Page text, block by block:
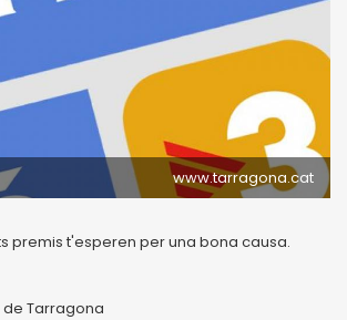
www.tarragona.cat
premis t'esperen per una bona causa.
de Tarragona